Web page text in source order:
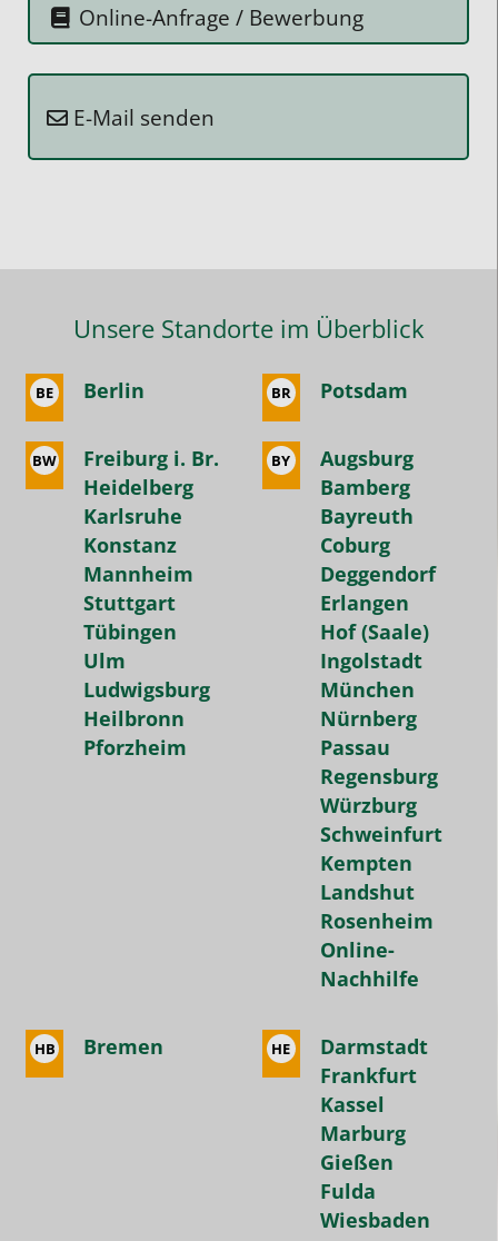
seinem
dass
bei
nur
tatsächlich
genommenen
Stunden
bezahlt
und
jederzeit
pausieren
kann.
Bei
den
meisten
Nachhilfeinstituten
wird
man
gedrängt
Halbjahres-
oder
sogar
Jahresverträge
Wir
sind
sehr
dankbar
für
die
tolle
Online-Anfrage / Bewerbung
E-Mail senden
Unsere Standorte im Überblick
BE Berlin BR Potsdam
BW
Freiburg i. Br.
Heidelberg
Karlsruhe
Konstanz
Mannheim
Stuttgart
Tübingen
Ulm
Ludwigsburg
Heilbronn
Pforzheim
BY
Augsburg
Bamberg
Bayreuth
Coburg
Deggendorf
Erlangen
Hof (Saale)
Ingolstadt
München
Nürnberg
Passau
Regensburg
Würzburg
Schweinfurt
Kempten
Landshut
Rosenheim
Online-
Nachhilfe
HB Bremen HE
Darmstadt
Frankfurt
Kassel
Marburg
Gießen
Fulda
Wiesbaden